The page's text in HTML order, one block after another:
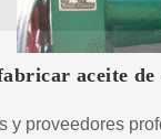
aceite de
y proveedores